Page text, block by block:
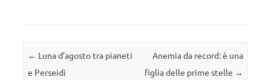
Navigazione articolo
← Luna d’agosto tra pianeti
e Perseidi
Anemia da record: è una
figlia delle prime stelle →